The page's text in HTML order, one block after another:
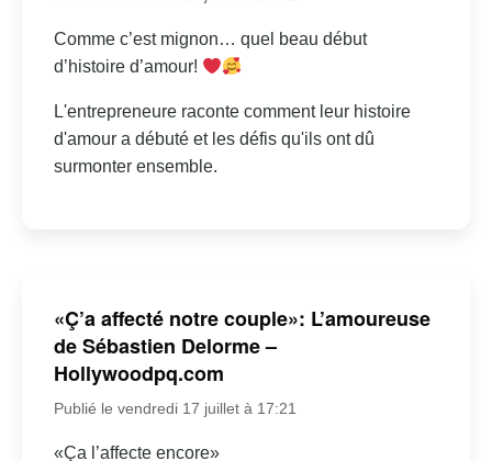
Comme c’est mignon… quel beau début
d’histoire d’amour!
L'entrepreneure raconte comment leur histoire
d'amour a débuté et les défis qu'ils ont dû
surmonter ensemble.
«Ç’a affecté notre couple»: L’amoureuse
de Sébastien Delorme –
Hollywoodpq.com
Publié le vendredi 17 juillet à 17:21
«Ça l’affecte encore»